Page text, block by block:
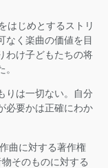
はじめとするストリ
なく楽曲の価値を目
わけ子どもたちの将
りは一切ない。自分
必要かは正確にわか
曲に対する著作権
そのものに対する